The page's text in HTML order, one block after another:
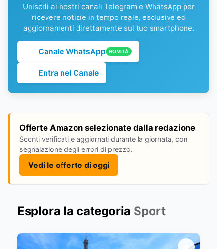
Unisciti ai nostri canali Telegram e WhatsApp per
ricevere notizie in tempo reale, esclusive ed
aggiornamenti direttamente sul tuo smartphone.
Canale WhatsApp NOVITÀ
Entra nel Canale
Offerte Amazon selezionate dalla redazione
Sconti verificati e aggiornati durante la giornata, con
segnalazione degli errori di prezzo.
Vedi le offerte di oggi
Esplora la categoria Sport